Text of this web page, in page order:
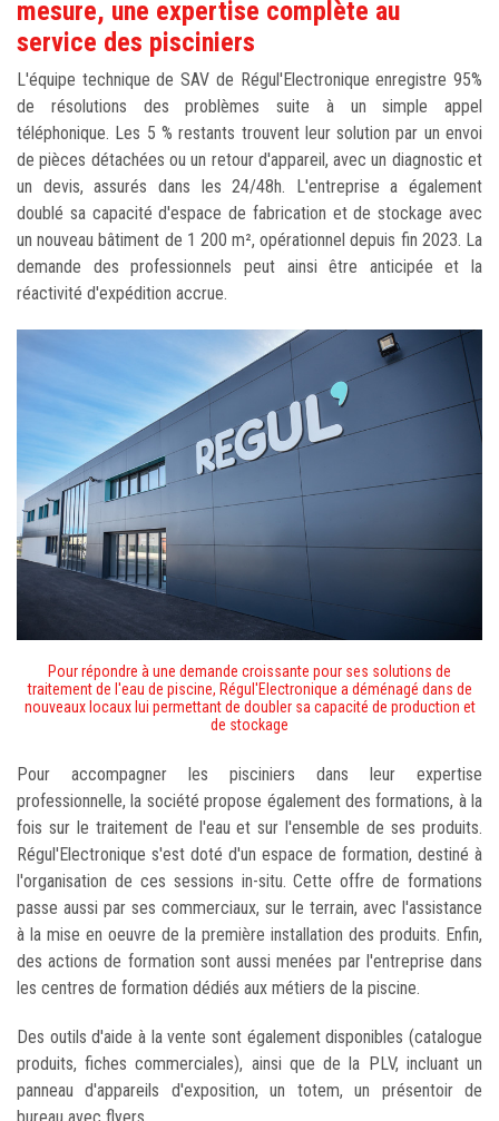
mesure, une expertise complète au
service des pisciniers
L'équipe technique de SAV de Régul'Electronique enregistre 95%
de résolutions des problèmes suite à un simple appel
téléphonique. Les 5 % restants trouvent leur solution par un envoi
de pièces détachées ou un retour d'appareil, avec un diagnostic et
un devis, assurés dans les 24/48h. L'entreprise a également
doublé sa capacité d'espace de fabrication et de stockage avec
un nouveau bâtiment de 1 200 m², opérationnel depuis fin 2023. La
demande des professionnels peut ainsi être anticipée et la
réactivité d'expédition accrue.
Pour répondre à une demande croissante pour ses solutions de
traitement de l'eau de piscine, Régul'Electronique a déménagé dans de
nouveaux locaux lui permettant de doubler sa capacité de production et
de stockage
Pour accompagner les pisciniers dans leur expertise
professionnelle, la société propose également des formations, à la
fois sur le traitement de l'eau et sur l'ensemble de ses produits.
Régul'Electronique s'est doté d'un espace de formation, destiné à
l'organisation de ces sessions in-situ. Cette offre de formations
passe aussi par ses commerciaux, sur le terrain, avec l'assistance
à la mise en oeuvre de la première installation des produits. Enfin,
des actions de formation sont aussi menées par l'entreprise dans
les centres de formation dédiés aux métiers de la piscine.
Des outils d'aide à la vente sont également disponibles (catalogue
produits, fiches commerciales), ainsi que de la PLV, incluant un
panneau d'appareils d'exposition, un totem, un présentoir de